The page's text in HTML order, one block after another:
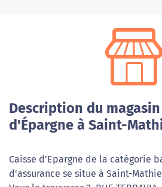
Description du magasin
d'Épargne à Saint-
Caisse d'Epargne de la catégorie
d'assurance se situe à Saint-